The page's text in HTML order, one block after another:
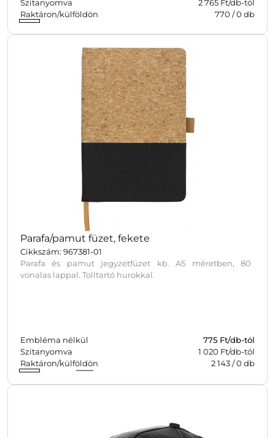
Szitanyomva
2 765 Ft/db-tól
Raktáron/külföldön
770 /0 db
Parafa/pamut füzet, fekete
Cikkszám: 967381-01
Parafa és pamut jegyzetfüzet kb. A5 méretben, 80
vonalas lappal. Tolltartó hurokkal.
Embléma nélkül 775 Ft/db-tól
Szitanyomva
1 020 Ft/db-tól
Raktáron/külföldön
2 143/0 db